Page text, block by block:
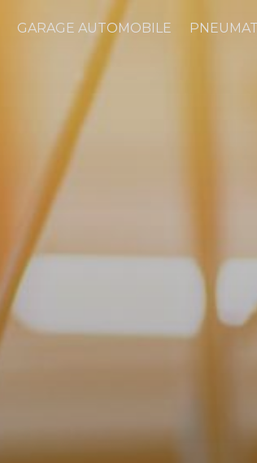
GARAGE AUTOMOBILE